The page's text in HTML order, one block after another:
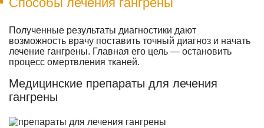
Полученные результаты диагностики дают
возможность врачу поставить точный диагноз и начать
лечение гангрены. Главная его цель — остановить
процесс омертвления тканей.
Медицинские препараты для лечения
гангрены